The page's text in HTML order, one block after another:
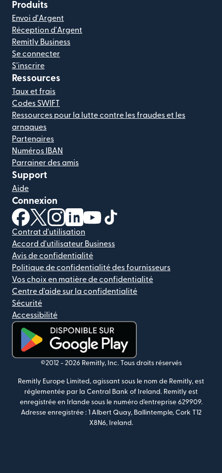
Produits
Envoi d'Argent
Réception d'Argent
Remitly Business
Se connecter
S'inscrire
Ressources
Taux et frais
Codes SWIFT
Ressources pour la lutte contre les fraudes et les
arnaques
Partenaires
Numéros IBAN
Parrainer des amis
Support
Aide
Connexion
(s'ouvre dans une nouvelle fenêtre)
(s'ouvre dans une nouvelle fenêtre)
(s'ouvre dans une nouvelle fenêtre)
(s'ouvre dans une nouvelle fenêtre)
(s'ouvre dans une nouvelle
Contrat d'utilisation
Accord d'utilisateur Business
Avis de confidentialité
Politique de confidentialité des fournisseurs
Vos choix en matière de confidentialité
Centre d'aide sur la confidentialité
Sécurité
Accessibilité
(s'ouvre dans une nouvelle fenêtre)
©2012 - 2026 Remitly, Inc. Tous droits réservés
Remitly Europe Limited, agissant sous le nom de Remitly, est
réglementée par la Central Bank of Ireland. Remitly est
enregistrée en Irlande sous le numéro d'entreprise 629909.
Adresse enregistrée : 1 Albert Quay, Ballintemple, Cork T12
X8N6, Ireland.